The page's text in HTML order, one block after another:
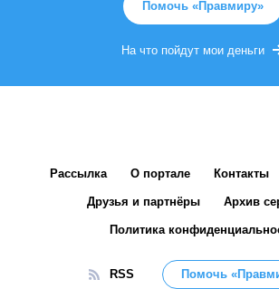
Помочь «Правмиру»
На что пойдут мои деньги
Рассылка О портале Контакты
Друзья и партнёры Архив
Политика
RSS Помочь